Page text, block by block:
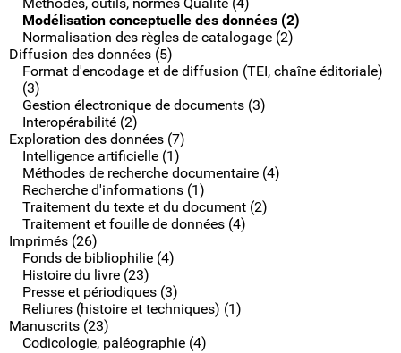
Modélisation conceptuelle des données (2)
Normalisation des règles de catalogage (2)
Diffusion des données (5)
Format d'encodage et de diffusion (TEI, chaîne éditoriale)
(3)
Gestion électronique de documents (3)
Interopérabilité (2)
Exploration des données (7)
Intelligence artificielle (1)
Méthodes de recherche documentaire (4)
Recherche d'informations (1)
Traitement du texte et du document (2)
Traitement et fouille de données (4)
Imprimés (26)
Fonds de bibliophilie (4)
Histoire du livre (23)
Presse et périodiques (3)
Reliures (histoire et techniques) (1)
Manuscrits (23)
Codicologie, paléographie (4)